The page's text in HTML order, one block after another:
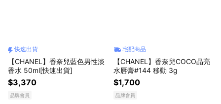
快速出貨
【CHANEL】香奈兒藍色男性淡
香水 50ml[快速出貨]
$3,370
品牌會員
宅配商品
【CHANEL】香奈兒COCO晶亮
水唇膏#144 移動 3g
$1,700
品牌會員